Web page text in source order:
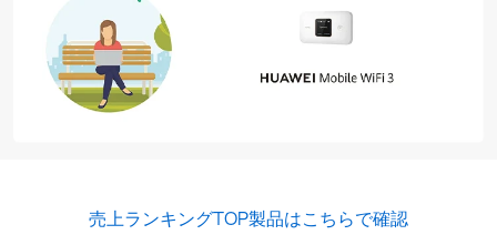
売上ランキングTOP製品はこちらで確認